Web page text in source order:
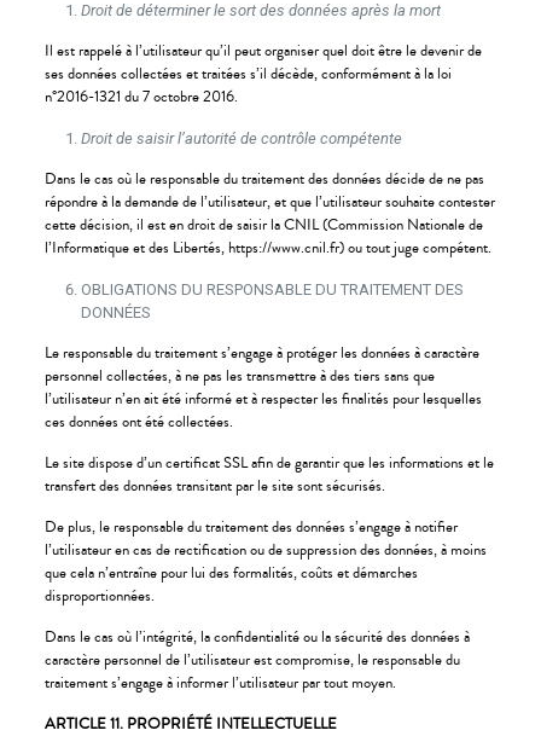
Droit de déterminer le sort des données après la mort
Il est rappelé à l’utilisateur qu’il peut organiser quel doit être le devenir de
ses données collectées et traitées s’il décède, conformément à la loi
n°2016-1321 du 7 octobre 2016.
Droit de saisir l’autorité de contrôle compétente
Dans le cas où le responsable du traitement des données décide de ne pas
répondre à la demande de l’utilisateur, et que l’utilisateur souhaite contester
cette décision, il est en droit de saisir la CNIL (Commission Nationale de
l’Informatique et des Libertés, https://www.cnil.fr) ou tout juge compétent.
OBLIGATIONS DU RESPONSABLE DU TRAITEMENT DES
DONNÉES
Le responsable du traitement s’engage à protéger les données à caractère
personnel collectées, à ne pas les transmettre à des tiers sans que
l’utilisateur n’en ait été informé et à respecter les finalités pour lesquelles
ces données ont été collectées.
Le site dispose d’un certificat SSL afin de garantir que les informations et le
transfert des données transitant par le site sont sécurisés.
De plus, le responsable du traitement des données s’engage à notifier
l’utilisateur en cas de rectification ou de suppression des données, à moins
que cela n’entraîne pour lui des formalités, coûts et démarches
disproportionnées.
Dans le cas où l’intégrité, la confidentialité ou la sécurité des données à
caractère personnel de l’utilisateur est compromise, le responsable du
traitement s’engage à informer l’utilisateur par tout moyen.
ARTICLE 11. PROPRIÉTÉ INTELLECTUELLE